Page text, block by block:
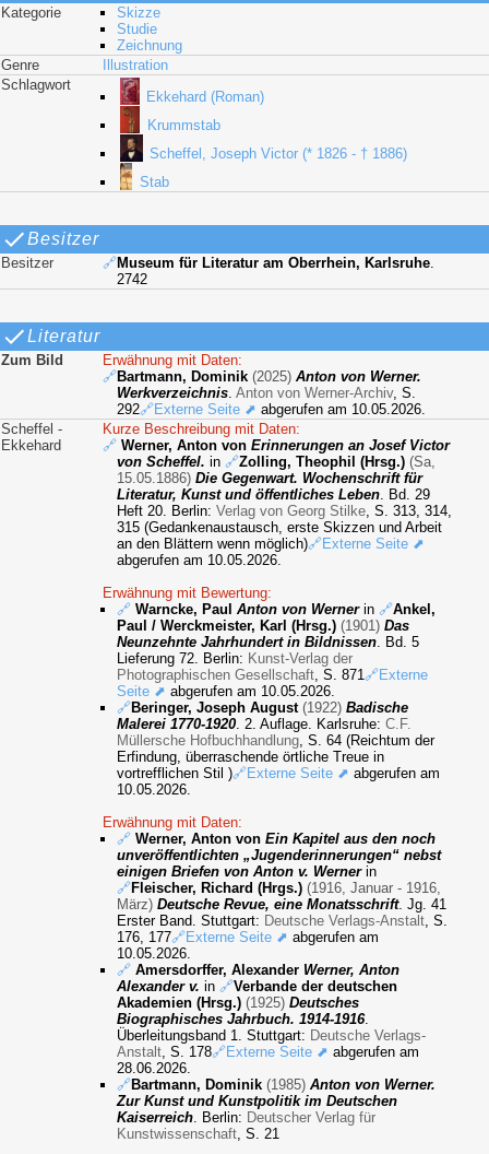
Kategorie
Skizze
Studie
Zeichnung
Genre
Illustration
Schlagwort
Ekkehard (Roman)
Krummstab
Scheffel, Joseph Victor (* 1826 - † 1886)
Stab
Besitzer
Besitzer 🔗Museum für Literatur am Oberrhein, Karlsruhe.
2742
Literatur
Zum Bild
Erwähnung mit Daten:
🔗Bartmann, Dominik (2025) Anton von Werner.
Werkverzeichnis.Anton von Werner-Archiv, S.
292🔗Externe Seite ⬈ abgerufen am 10.05.2026.
Scheffel -
Ekkehard
Kurze Beschreibung mit Daten:
🔗 Werner, Anton vonErinnerungen an Josef Victor
von Scheffel.in🔗Zolling, Theophil (Hrsg.) (Sa,
15.05.1886) Die Gegenwart. Wochenschrift für
Literatur, Kunst und öffentliches Leben. Bd. 29
Heft 20. Berlin:Verlag von Georg Stilke, S. 313, 314,
315 (Gedankenaustausch, erste Skizzen und Arbeit
an den Blättern wenn möglich)🔗Externe Seite ⬈
abgerufen am 10.05.2026.
Erwähnung mit Bewertung:
🔗 Warncke, PaulAnton von Wernerin🔗Ankel,
Paul / Werckmeister, Karl (Hrsg.) (1901) Das
Neunzehnte Jahrhundert in Bildnissen. Bd. 5
Lieferung 72. Berlin: Kunst-Verlag der
Photographischen Gesellschaft, S. 871🔗Externe
Seite ⬈ abgerufen am 10.05.2026.
🔗Beringer, Joseph August (1922) Badische
Malerei 1770-1920. 2. Auflage. Karlsruhe:C.F.
Müllersche Hofbuchhandlung, S. 64 (Reichtum der
Erfindung, überraschende örtliche Treue in
vortrefflichen Stil )🔗Externe Seite ⬈ abgerufen am
10.05.2026.
Erwähnung mit Daten:
🔗 Werner, Anton vonEin Kapitel aus den noch
unveröffentlichten „Jugenderinnerungen“ nebst
einigen Briefen von Anton v. Wernerin
🔗Fleischer, Richard (Hrgs.) (1916, Januar - 1916,
März) Deutsche Revue, eine Monatsschrift. Jg. 41
Erster Band. Stuttgart: Deutsche Verlags-Anstalt, S.
176, 177🔗Externe Seite ⬈ abgerufen am
10.05.2026.
🔗 Amersdorffer, Alexander Werner, Anton
Alexander v.in🔗Verbande der deutschen
Akademien (Hrsg.) (1925) Deutsches
Biographisches Jahrbuch. 1914-1916.
Überleitungsband 1. Stuttgart: Deutsche Verlags-
Anstalt, S. 178🔗Externe Seite ⬈ abgerufen am
28.06.2026.
🔗Bartmann, Dominik (1985) Anton von Werner.
Zur Kunst und Kunstpolitik im Deutschen
Kaiserreich. Berlin: Deutscher Verlag für
Kunstwissenschaft, S. 21